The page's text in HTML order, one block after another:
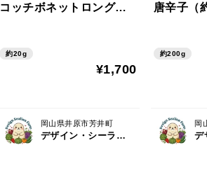
コッチボネットロング
約20g
¥1,700
岡山県井原市芳井町
デザイン・シーライオン・ファーム
唐辛子（
約200g
岡